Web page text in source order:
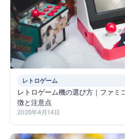
レトロゲーム
レトロゲーム機の選び方｜ファミ
徴と注意点
2026年4月14日